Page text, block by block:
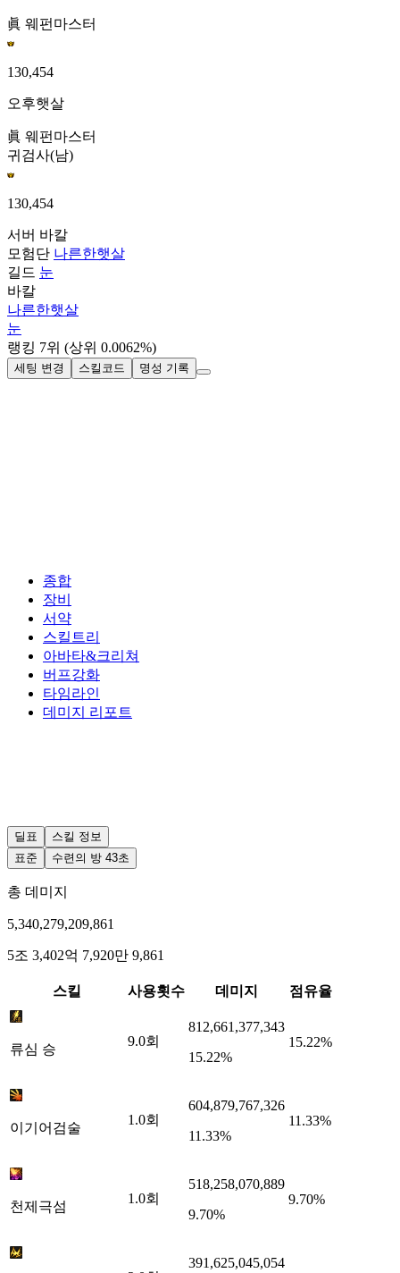
眞 웨펀마스터
130,454
오후햇살
眞 웨펀마스터
귀검사(남)
130,454
서버 바칼
모험단 나른한햇살
길드 눈
바칼
나른한햇살
눈
랭킹 7위 (상위 0.0062%)
세팅 변경 스킬코드 명성 기록
종합
장비
서약
스킬트리
아바타&크리쳐
버프강화
타임라인
데미지 리포트
딜표
스킬 정보
표준
수련의 방 43초
총 데미지
5,340,279,209,861
5조 3,402억 7,920만 9,861
스킬 사용횟수 데미지 점유율
류심 승
9.0회
812,661,377,343
15.22%
15.22%
이기어검술
1.0회
604,879,767,326
11.33%
11.33%
천제극섬
1.0회
518,258,070,889
9.70%
9.70%
391,625,045,054